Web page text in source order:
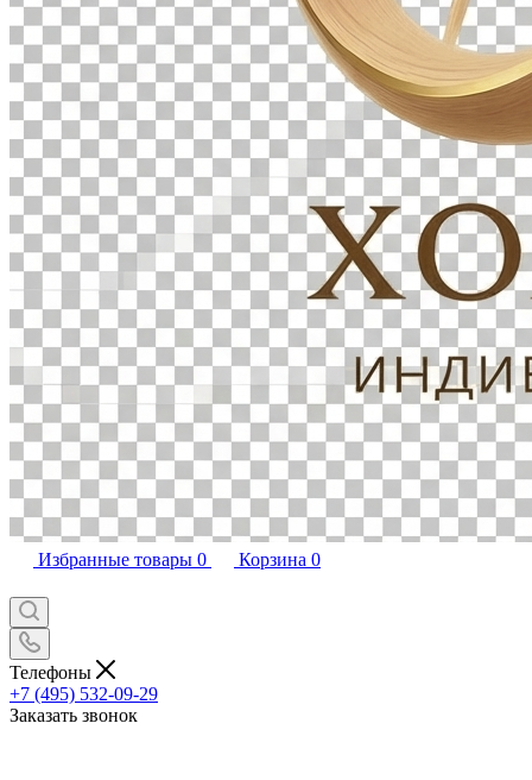
Избранные товары 0 Корзина 0
Телефоны
+7 (495) 532-09-29
Заказать звонок